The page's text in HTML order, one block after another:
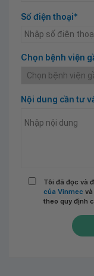
Số điện thoại*
Chọn bệnh viện
Nội dung cần tư
Tôi đã đọc và
của Vinmec
theo quy định